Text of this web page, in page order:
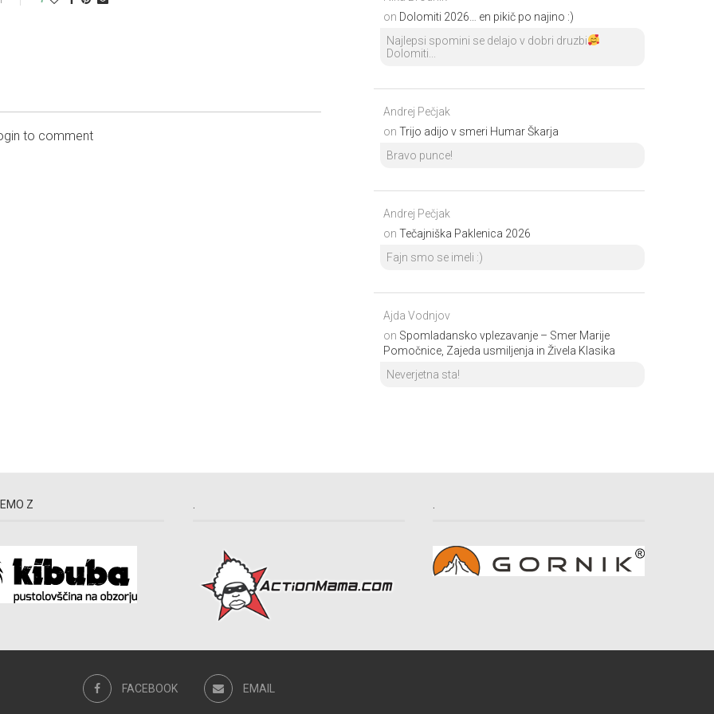
to comment
on Dolomiti 2026… en pikič po najino :)
Najlepsi spomini se delajo v dobri druzbi
Dolomiti...
Andrej Pečjak
on Trijo adijo v smeri Humar Škarja
Bravo punce!
Andrej Pečjak
on Tečajniška Paklenica 2026
Fajn smo se imeli :)
Ajda Vodnjov
on Spomladansko vplezavanje – Smer Marije
Pomočnice, Zajeda usmiljenja in Živela Klasika
Neverjetna sta!
Z
FACEBOOK EMAIL